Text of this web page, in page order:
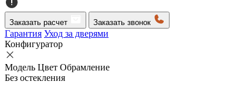
Заказать расчет Заказать звонок
Гарантия Уход за дверями
Конфигуратор
Модель Цвет Обрамление
Без остекления